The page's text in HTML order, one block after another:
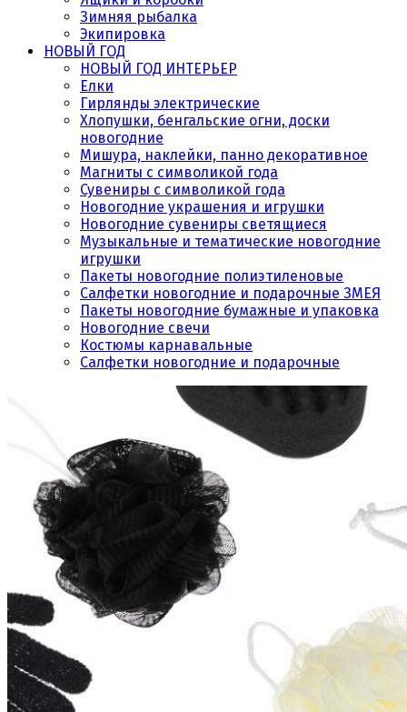
Зимняя рыбалка
Экипировка
НОВЫЙ ГОД
НОВЫЙ ГОД ИНТЕРЬЕР
Елки
Гирлянды электрические
Хлопушки, бенгальские огни, доски
новогодние
Мишура, наклейки, панно декоративное
Магниты с символикой года
Сувениры с символикой года
Новогодние украшения и игрушки
Новогодние сувениры светящиеся
Музыкальные и тематические новогодние
игрушки
Пакеты новогодние полиэтиленовые
Салфетки новогодние и подарочные ЗМЕЯ
Пакеты новогодние бумажные и упаковка
Новогодние свечи
Костюмы карнавальные
Салфетки новогодние и подарочные